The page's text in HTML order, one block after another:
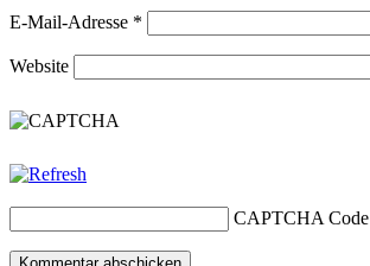
E-Mail-Adresse *
Website
CAPTCHA Code